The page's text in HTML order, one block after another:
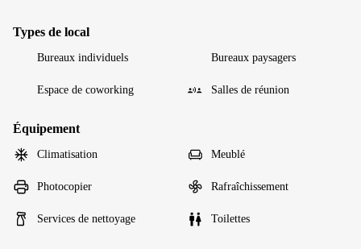
Types de local
Bureaux individuels Bureaux paysagers
Espace de coworking Salles de réunion
Équipement
Climatisation Meublé
Photocopier Rafraîchissement
Services de nettoyage Toilettes